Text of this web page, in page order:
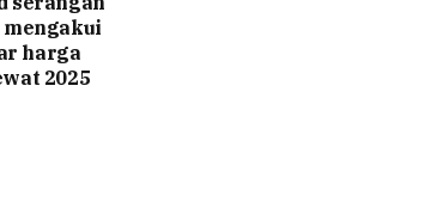
mengakui
harga
2025